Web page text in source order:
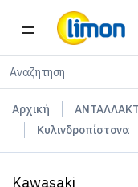
Αρχική
Κυλινδροπίστονα
Kawasaki